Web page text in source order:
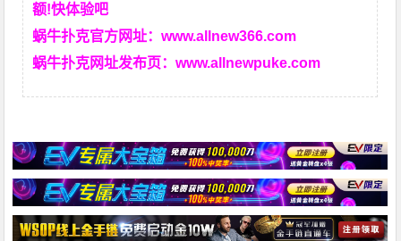
额!快体验吧
蜗牛扑克官方网址：www.allnew366.com
蜗牛扑克网址发布页：www.allnewpuke.com